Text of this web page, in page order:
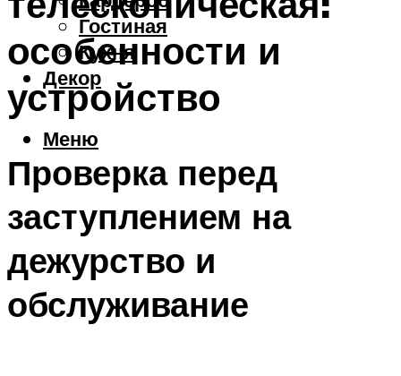
Гостиная
Кухня
Декор
Меню
особенности и
устройство
Проверка перед
заступлением на
дежурство и
обслуживание